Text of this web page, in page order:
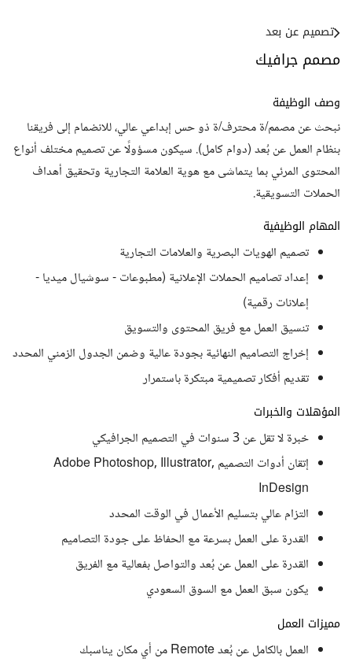
مصمم جرافيك
تصميم عن بعد
وصف الوظيفة
نبحث عن مصمم/ة محترف/ة ذو حس إبداعي عالي، للانضمام إلى فريقنا
بنظام العمل عن بُعد (دوام كامل). سيكون مسؤولًا عن تصميم مختلف أنواع
المحتوى المرئي بما يتماشى مع هوية العلامة التجارية وتحقيق أهداف
الحملات التسويقية.
المهام الوظيفية
تصميم الهويات البصرية والعلامات التجارية
إعداد تصاميم الحملات الإعلانية (مطبوعات - سوشيال ميديا -
إعلانات رقمية)
تنسيق العمل مع فريق المحتوى والتسويق
إخراج التصاميم النهائية بجودة عالية وضمن الجدول الزمني المحدد
تقديم أفكار تصميمية مبتكرة باستمرار
المؤهلات والخبرات
خبرة لا تقل عن 3 سنوات في التصميم الجرافيكي
إتقان أدوات التصميم Adobe Photoshop, Illustrator,
InDesign
التزام عالي بتسليم الأعمال في الوقت المحدد
القدرة على العمل بسرعة مع الحفاظ على جودة التصاميم
القدرة على العمل عن بُعد والتواصل بفعالية مع الفريق
يكون سبق العمل مع السوق السعودي
مميزات العمل
العمل بالكامل عن بُعد Remote من أي مكان يناسبك